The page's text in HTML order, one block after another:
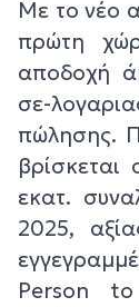
Με το νέο
πρώτη
αποδοχή
σε-
πώλησης.
βρίσκεται
εκατ.
2025,
Person